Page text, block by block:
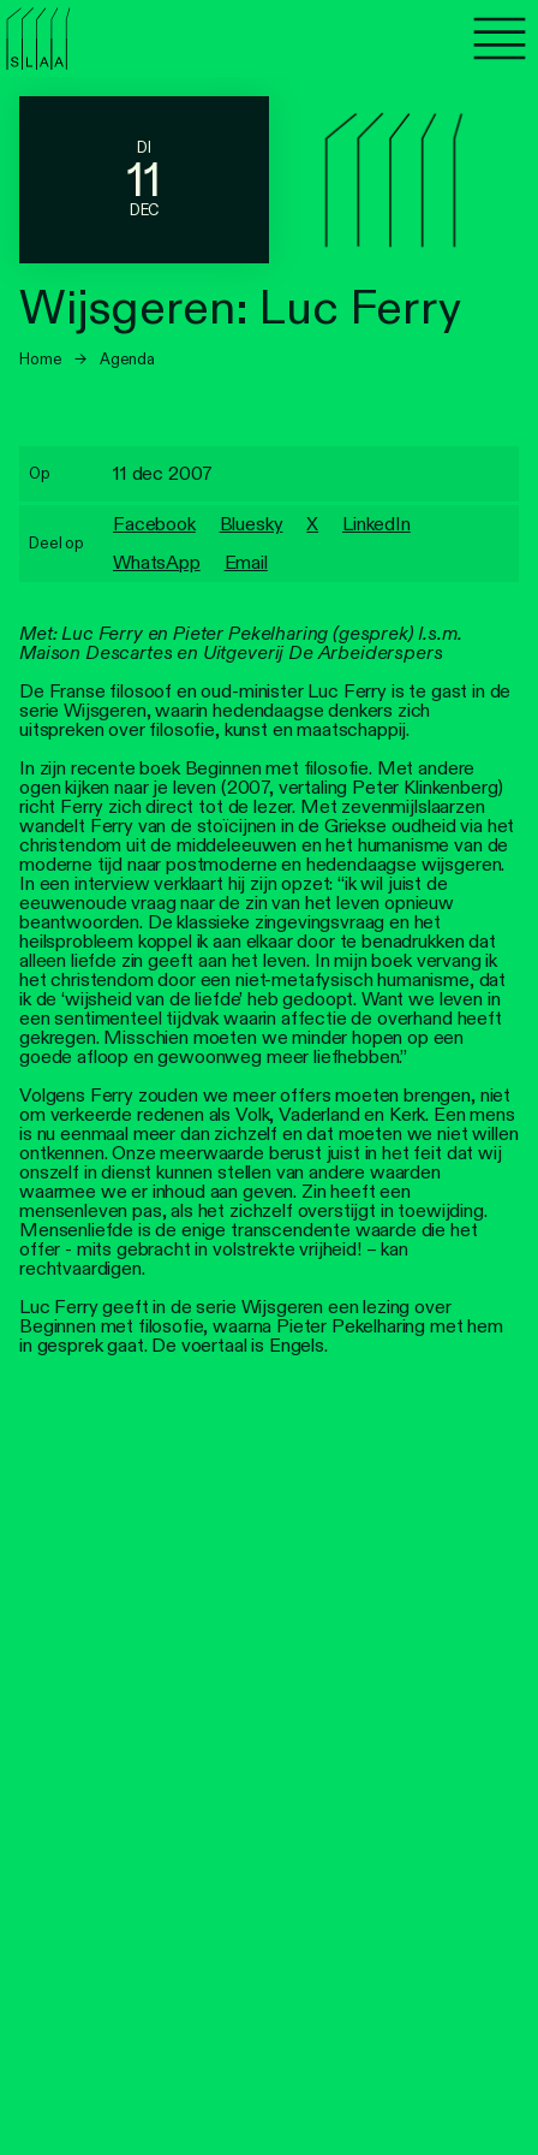
DI
11
DEC
Wijsgeren: Luc Ferry
Home → Agenda
Met: Luc Ferry en Pieter Pekelharing (gesprek) I.s.m.
Maison Descartes en Uitgeverij De Arbeiderspers
De Franse filosoof en oud-minister Luc Ferry is te gast in de
serie Wijsgeren, waarin hedendaagse denkers zich
uitspreken over filosofie, kunst en maatschappij.
In zijn recente boek Beginnen met filosofie. Met andere
ogen kijken naar je leven (2007, vertaling Peter Klinkenberg)
richt Ferry zich direct tot de lezer. Met zevenmijlslaarzen
wandelt Ferry van de stoïcijnen in de Griekse oudheid via het
christendom uit de middeleeuwen en het humanisme van de
moderne tijd naar postmoderne en hedendaagse wijsgeren.
In een interview verklaart hij zijn opzet: “ik wil juist de
eeuwenoude vraag naar de zin van het leven opnieuw
beantwoorden. De klassieke zingevingsvraag en het
heilsprobleem koppel ik aan elkaar door te benadrukken dat
alleen liefde zin geeft aan het leven. In mijn boek vervang ik
het christendom door een niet-metafysisch humanisme, dat
ik de ‘wijsheid van de liefde’ heb gedoopt. Want we leven in
een sentimenteel tijdvak waarin affectie de overhand heeft
gekregen. Misschien moeten we minder hopen op een
goede afloop en gewoonweg meer liefhebben.”
Volgens Ferry zouden we meer offers moeten brengen, niet
om verkeerde redenen als Volk, Vaderland en Kerk. Een mens
is nu eenmaal meer dan zichzelf en dat moeten we niet willen
ontkennen. Onze meerwaarde berust juist in het feit dat wij
onszelf in dienst kunnen stellen van andere waarden
waarmee we er inhoud aan geven. Zin heeft een
mensenleven pas, als het zichzelf overstijgt in toewijding.
Mensenliefde is de enige transcendente waarde die het
offer - mits gebracht in volstrekte vrijheid! – kan
rechtvaardigen.
Luc Ferry geeft in de serie Wijsgeren een lezing over
Beginnen met filosofie, waarna Pieter Pekelharing met hem
in gesprek gaat. De voertaal is Engels.
Op 11 dec 2007
Deel op
Facebook Bluesky X
LinkedIn
WhatsApp
Email
Agenda
Luisteren
Nieuwsbrief
Personen
Stadsdichter